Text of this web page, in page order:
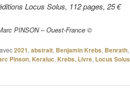
Locus Solus, 112 pages, 25 €
PINSON – Ouest-France ©
2021, abstrait, Benjamin Krebs, Benrath,
Pinson, Keraluc, Krebs, Livre, Locus Solus